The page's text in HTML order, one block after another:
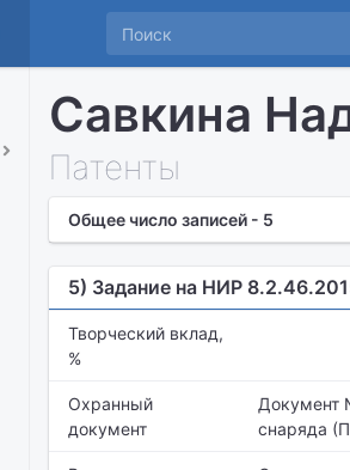
Савкина
Патенты
Общее число записей - 5
5) Задание на НИР
Творческий вклад,
%
Охранный
документ
Документ
снаряда